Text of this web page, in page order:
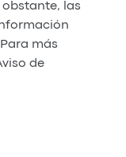
obstante, las
más
de